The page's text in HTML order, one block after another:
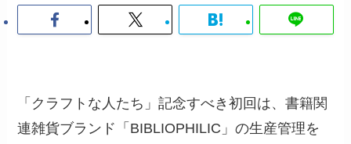
「クラフトな人たち」記念すべき初回は、書籍関
連雑貨ブランド「BIBLIOPHILIC」の生産管理を